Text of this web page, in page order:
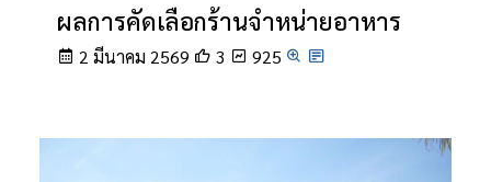
ผลการคัดเลือกร้านจำหน่ายอาหาร
2 มีนาคม 2569 3 925